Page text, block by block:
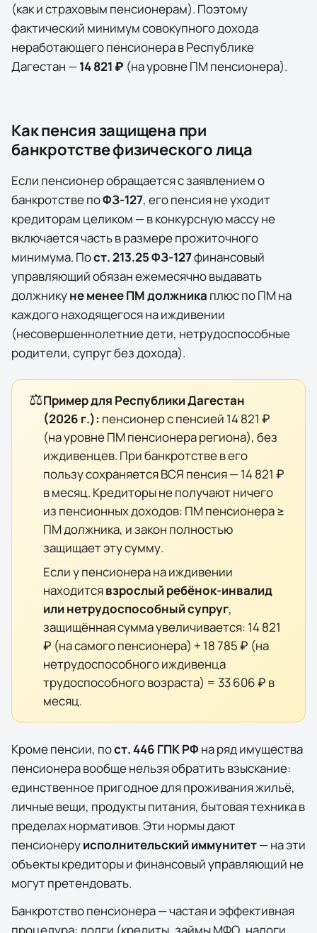
(как и страховым пенсионерам). Поэтому
фактический минимум совокупного дохода
неработающего пенсионера вРеспублике
Дагестан —14 821 ₽ (на уровне ПМ пенсионера).
Как пенсия защищена при
банкротстве физического лица
Если пенсионер обращается с заявлением о
банкротстве поФЗ-127, его пенсия не уходит
кредиторам целиком — в конкурсную массу не
включается часть в размере прожиточного
минимума. Пост. 213.25 ФЗ-127финансовый
управляющий обязан ежемесячно выдавать
должникуне менее ПМ должника плюс по ПМ на
каждого находящегося на иждивении
(несовершеннолетние дети, нетрудоспособные
родители, супруг без дохода).
⚖️Пример для Республики Дагестан
(2026 г.): пенсионер с пенсией 14 821 ₽
(на уровне ПМ пенсионера региона), без
иждивенцев. При банкротстве в его
пользу сохраняется ВСЯ пенсия —14 821 ₽
в месяц. Кредиторы не получают ничего
из пенсионных доходов: ПМ пенсионера ≥
ПМ должника, и закон полностью
защищает эту сумму.
Если у пенсионера на иждивении
находитсявзрослый ребёнок-инвалид
или нетрудоспособный супруг,
защищённая сумма увеличивается: 14 821
₽ (на самого пенсионера) + 18 785 ₽ (на
нетрудоспособного иждивенца
трудоспособного возраста) = 33 606 ₽ в
месяц.
Кроме пенсии, пост. 446 ГПК РФ на ряд имущества
пенсионера вообще нельзя обратить взыскание:
единственное пригодное для проживания жильё,
личные вещи, продукты питания, бытовая техника в
пределах нормативов. Эти нормы дают
пенсионеруисполнительский иммунитет— на эти
объекты кредиторы и финансовый управляющий не
могут претендовать.
Банкротство пенсионера — частая и эффективная